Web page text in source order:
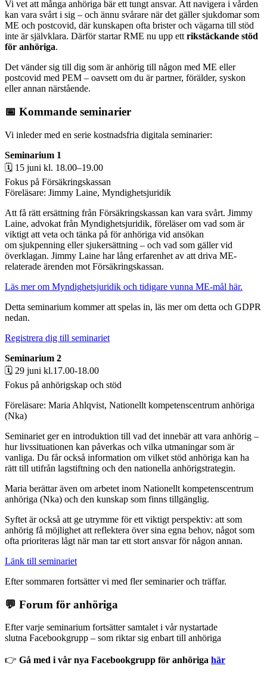
Vi vet att många anhöriga bär ett tungt ansvar. Att navigera i vården
kan vara svårt i sig – och ännu svårare när det gäller sjukdomar som
ME och postcovid, där kunskapen ofta brister och vägarna till stöd
inte är självklara. Därför startar RME nu upp ettrikstäckande stöd
för anhöriga.
Det vänder sig till dig som är anhörig till någon med ME eller
postcovid med PEM – oavsett om du är partner, förälder, syskon
eller annan närstående.
📅 Kommande seminarier
Vi inleder med en serie kostnadsfria digitala seminarier:
Seminarium 1
🗓 15 juni kl. 18.00–19.00
Fokus på Försäkringskassan
Föreläsare: Jimmy Laine, Myndighetsjuridik
Att få rätt ersättning från Försäkringskassan kan vara svårt. Jimmy
Laine, advokat från Myndighetsjuridik, föreläser om vad som är
viktigt att veta och tänka på för anhöriga vid ansökan
om sjukpenning eller sjukersättning – och vad som gäller vid
överklagan. Jimmy Laine har lång erfarenhet av att driva ME-
relaterade ärenden mot Försäkringskassan.
Läs mer om Myndighetsjuridik och tidigare vunna ME-mål här.
Detta seminarium kommer att spelas in, läs mer om detta och GDPR
nedan.
Registrera dig till seminariet
Seminarium 2
🗓 29 juni kl.17.00-18.00
Fokus på anhörigskap och stöd
Föreläsare: Maria Ahlqvist, Nationellt kompetenscentrum anhöriga
(Nka)
Seminariet ger en introduktion till vad det innebär att vara anhörig –
hur livssituationen kan påverkas och vilka utmaningar som är
vanliga. Du får också information om vilket stöd anhöriga kan ha
rätt till utifrån lagstiftning och den nationella anhörigstrategin.
Maria berättar även om arbetet inom Nationellt kompetenscentrum
anhöriga (Nka) och den kunskap som finns tillgänglig.
Syftet är också att ge utrymme för ett viktigt perspektiv: att som
anhörig få möjlighet att reflektera över sina egna behov, något som
ofta prioriteras lågt när man tar ett stort ansvar för någon annan.
Länk till seminariet
Efter sommaren fortsätter vi med fler seminarier och träffar.
💬 Forum för anhöriga
Efter varje seminarium fortsätter samtalet i vår nystartade
slutna Facebookgrupp – som riktar sig enbart till anhöriga
👉 Gå med i vår nya Facebookgrupp för anhöriga här